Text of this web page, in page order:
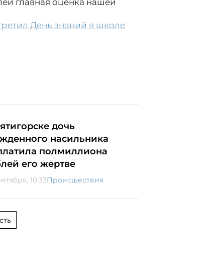
главная оценка нашей
День знаний в школе
дочь
насильника
полмиллиона
его жертве
10:33Происшествия